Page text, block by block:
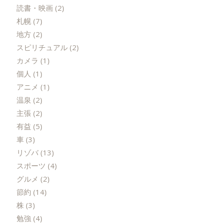
読書・映画 (2)
札幌(7)
地方(2)
スピリチュアル(2)
カメラ (1)
個人 (1)
アニメ (1)
温泉 (2)
主張 (2)
有益 (5)
車(3)
リゾバ(13)
スポーツ (4)
グルメ (2)
節約 (14)
株(3)
勉強 (4)